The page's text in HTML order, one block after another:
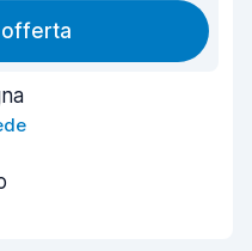
offerta